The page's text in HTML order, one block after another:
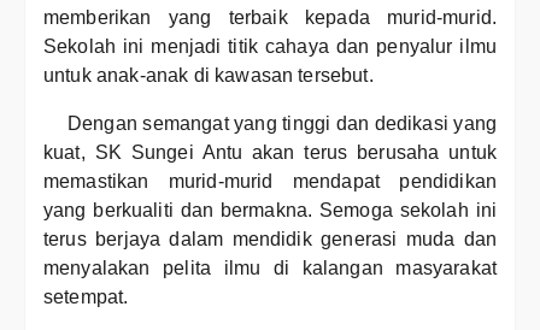
memberikan yang terbaik kepada murid-murid.
Sekolah ini menjadi titik cahaya dan penyalur ilmu
untuk anak-anak di kawasan tersebut.
Dengan semangat yang tinggi dan dedikasi yang
kuat, SK Sungei Antu akan terus berusaha untuk
memastikan murid-murid mendapat pendidikan
yang berkualiti dan bermakna. Semoga sekolah ini
terus berjaya dalam mendidik generasi muda dan
menyalakan pelita ilmu di kalangan masyarakat
setempat.